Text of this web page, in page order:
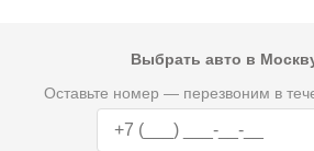
Выбрать авто в
Оставьте номер — перезвоним в